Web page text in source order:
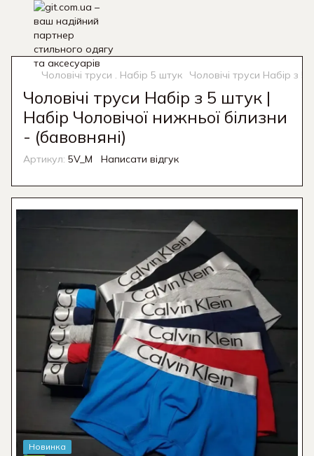
Чоловічі труси . Набір 5 штук Чоловічі труси Набір з 5
Чоловічі труси Набір з 5 штук |
Набір Чоловічої нижньої білизни
- (бавовняні)
Артикул: 5V_M Написати відгук
Новинка